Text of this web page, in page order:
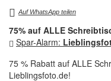
Auf WhatsApp teilen
75% auf ALLE
Spar-Alarm:
75 % Rabatt auf ALLE
Lieblingsfoto.de!